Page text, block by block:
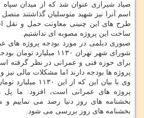
صیاد شیرازی عنوان شد كه از میدان سپاه
اسم آنرا نیز شهید متوسلیان گذاشتند
طرح های این چنینی معاونت حمل و نقل
ساخت این پروژه مصوبه ای نداشتیم.
صبوری دیلمی در مورد بودجه پروژه های
شورای شهر تهران ۱۱۳۰
برای حوزه فنی و عمرانی در نظر گرفته
پروژه ها بودجه دارند اما مشكلات مالی نیز
وی با بیان این كه
پروژه های عمرانی است، افزود: ما
بخشنامه های روز دنیا رصد می نماییم
بخشنامه های روز بررسی می شود.